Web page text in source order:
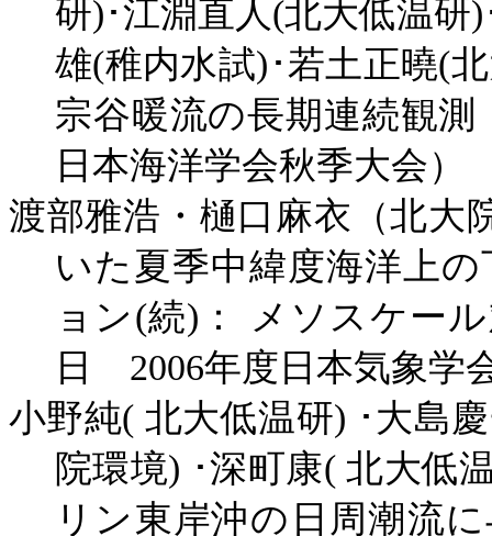
研)･江淵直人(北大低温研)
雄(稚内水試) ･若土正曉(
宗谷暖流の長期連続観測
日本海洋学会秋季大会）
渡部雅浩・樋口麻衣（北大
いた夏季中緯度海洋上
ョン(続) ：
メソスケー
日 2006年度日本気象学
小野純( 北大低温研) ･大島
院環境) ･深町康(北大低
リン東岸沖の日周潮流